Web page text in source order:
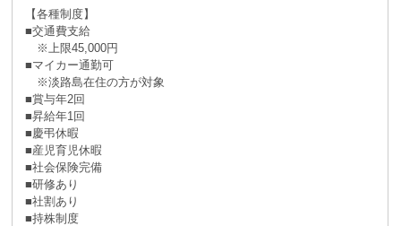
【各種制度】
■交通費支給
※上限45,000円
■マイカー通勤可
※淡路島在住の方が対象
■賞与年2回
■昇給年1回
■慶弔休暇
■産児育児休暇
■社会保険完備
■研修あり
■社割あり
■持株制度